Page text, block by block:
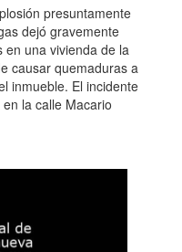
presuntamente
dejó gravemente
en una vivienda de la
causar quemaduras a
inmueble. El incidente
la calle Macario